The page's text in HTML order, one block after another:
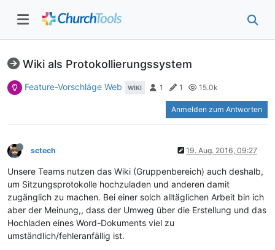
Wiki als Protokollierungssystem
Feature-Vorschläge Web WIKI 1 1 15.0k
Anmelden zum Antworten
sctech 19. Aug. 2016, 09:27
Unsere Teams nutzen das Wiki (Gruppenbereich) auch deshalb,
um Sitzungsprotokolle hochzuladen und anderen damit
zugänglich zu machen. Bei einer solch alltäglichen Arbeit bin ich
aber der Meinung,, dass der Umweg über die Erstellung und das
Hochladen eines Word-Dokuments viel zu
umständlich/fehleranfällig ist.